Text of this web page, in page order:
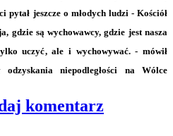
pytał jeszcze o młodych ludzi - Kościół
gdzie są wychowawcy, gdzie jest nasza
uczyć, ale i wychowywać. - mówił
niepodległości na Wólce
komentarz